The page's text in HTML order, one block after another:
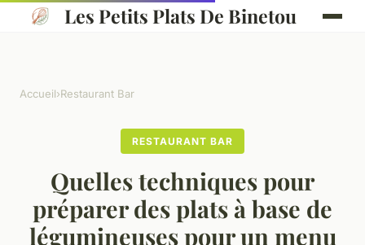
Les Petits Plats De Binetou
Accueil›Restaurant Bar
RESTAURANT BAR
Quelles techniques pour
préparer des plats à base de
légumineuses pour un menu